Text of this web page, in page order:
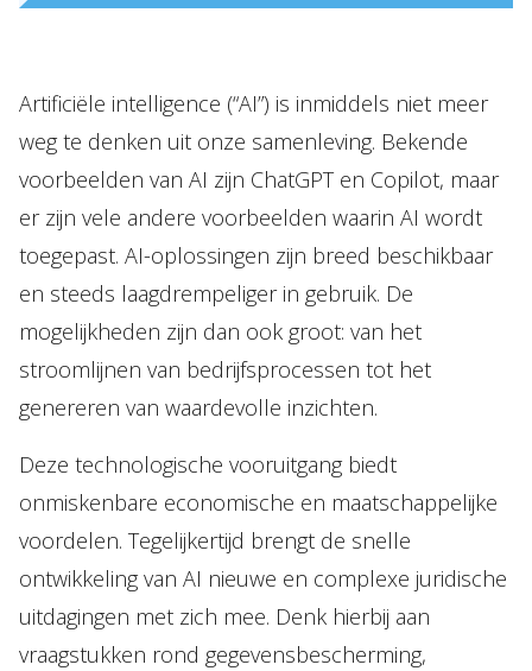
Artificiële intelligence (“AI”) is inmiddels niet meer
weg te denken uit onze samenleving. Bekende
voorbeelden van AI zijn ChatGPT en Copilot, maar
er zijn vele andere voorbeelden waarin AI wordt
toegepast. AI-oplossingen zijn breed beschikbaar
en steeds laagdrempeliger in gebruik. De
mogelijkheden zijn dan ook groot: van het
stroomlijnen van bedrijfsprocessen tot het
genereren van waardevolle inzichten.
Deze technologische vooruitgang biedt
onmiskenbare economische en maatschappelijke
voordelen. Tegelijkertijd brengt de snelle
ontwikkeling van AI nieuwe en complexe juridische
uitdagingen met zich mee. Denk hierbij aan
vraagstukken rond gegevensbescherming,